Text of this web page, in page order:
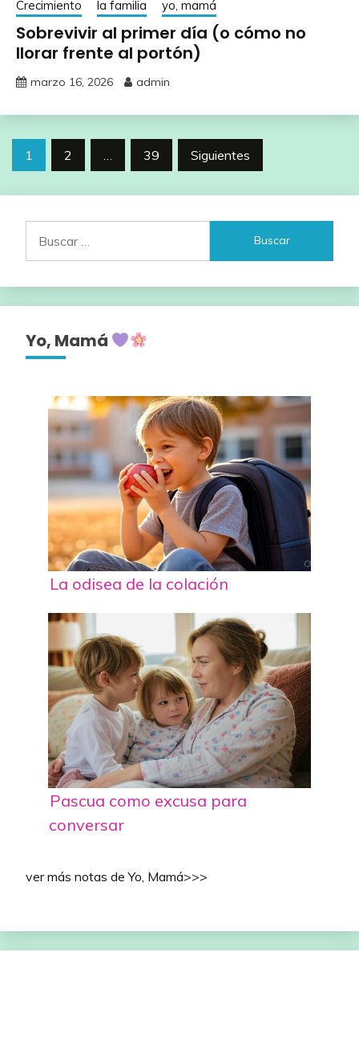
Crecimiento la familia yo, mamá
Sobrevivir al primer día (o cómo no
llorar frente al portón)
marzo 16, 2026 admin
Paginación
1 2 39 Siguientes
Yo, Mamá
La odisea de la colación
Pascua como excusa para
conversar
ver más notas de Yo, Mamá>>>